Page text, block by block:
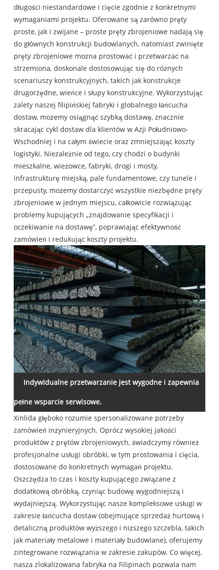
długości niestandardowe i cięcie zgodnie z konkretnymi
wymaganiami projektu. Oferowane są zarówno pręty
proste, jak i zwijane – proste pręty zbrojeniowe nadają się
do głównych konstrukcji budowlanych, natomiast zwinięte
pręty zbrojeniowe można prostować i przetwarzać na
strzemiona, doskonale dostosowując się do różnych
scenariuszy konstrukcyjnych, takich jak konstrukcje
drugorzędne, wieńce i słupy konstrukcyjne. Wykorzystując
zalety naszej filipińskiej fabryki i globalnego łańcucha
dostaw, możemy osiągnąć szybką dostawę, znacznie
skracając cykl dostaw dla klientów w Azji Południowo-
Wschodniej i na całym świecie oraz zmniejszając koszty
logistyki. Niezależnie od tego, czy chodzi o budynki
mieszkalne, wieżowce, fabryki, drogi i mosty,
infrastrukturę miejską, pale fundamentowe, czy tunele i
przepusty, możemy dostarczyć wszystkie niezbędne pręty
zbrojeniowe w jednym miejscu, całkowicie rozwiązując
problemy kupujących „znajdowanie specyfikacji i
oczekiwanie na dostawę”, poprawiając efektywność
zamówień i redukując koszty projektu.
Indywidualne przetwarzanie jest wygodne i zapewnia
pełne wsparcie serwisowe.
Xinlida głęboko rozumie spersonalizowane potrzeby
zamówień inżynieryjnych. Oprócz wysokiej jakości
produktów z prętów zbrojeniowych, świadczymy również
profesjonalne usługi obróbki, w tym prostowania i cięcia,
dostosowane do konkretnych wymagań projektu.
Oszczędza to czas i koszty kupującego związane z
dodatkową obróbką, czyniąc budowę wygodniejszą i
wydajniejszą. Wykorzystując nasze kompleksowe usługi w
zakresie łańcucha dostaw (obejmujące sprzedaż hurtową i
detaliczną produktów wyższego i niższego szczebla, takich
jak materiały metalowe i materiały budowlane), oferujemy
zintegrowane rozwiązania w zakresie zakupów. Co więcej,
nasza zlokalizowana fabryka na Filipinach pozwala nam